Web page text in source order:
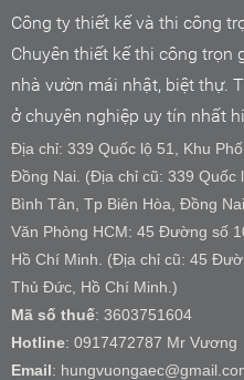
Công ty thiết kế và thi công
Chuyên thiết kế thi công trọn
nhà vườn mái nhật, biệt thự.
ở chuyên nghiệp uy tín nhất
Địa chỉ: 339 Quốc lộ 51, Khu
Đồng Nai. (Địa chỉ cũ: 339 Quốc
Bình Tân, Tp Biên Hòa, Đồng
Văn Phòng HCM: 45 Đường số
Hồ Chí Minh. (Địa chỉ cũ: 45
Thủ Đức, Hồ Chí Minh.)
Mã số thuế: 3603751604
Hotline: 0917472787 Mr Vương
Email: